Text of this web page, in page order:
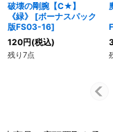
破壊の剛腕【C★】
《緑》
[ボーナスパック
版FS03-16]
120円(税込)
残り7点